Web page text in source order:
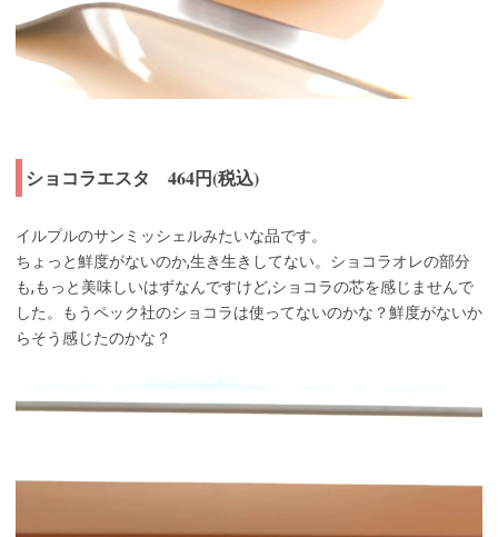
ショコラエスタ 464円(税込)
イルプルのサンミッシェルみたいな品です。
ちょっと鮮度がないのか,生き生きしてない。ショコラオレの部分
も,もっと美味しいはずなんですけど,ショコラの芯を感じませんで
した。もうペック社のショコラは使ってないのかな？鮮度がないか
らそう感じたのかな？